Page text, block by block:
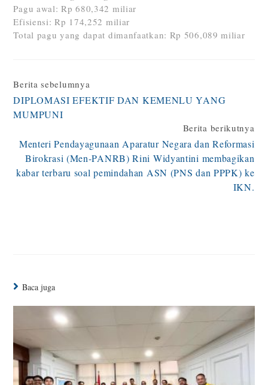
Pagu awal: Rp 680,342 miliar
Efisiensi: Rp 174,252 miliar
Total pagu yang dapat dimanfaatkan: Rp 506,089 miliar
Continue
Reading
Berita sebelumnya
DIPLOMASI EFEKTIF DAN KEMENLU YANG
MUMPUNI
Berita berikutnya
Menteri Pendayagunaan Aparatur Negara dan Reformasi
Birokrasi (Men-PANRB) Rini Widyantini membagikan
kabar terbaru soal pemindahan ASN (PNS dan PPPK) ke
IKN.
Baca juga